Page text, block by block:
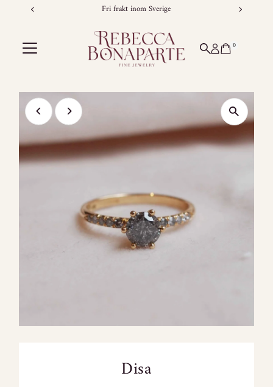
Skip to content Fri frakt inom Sverige
0
Disa